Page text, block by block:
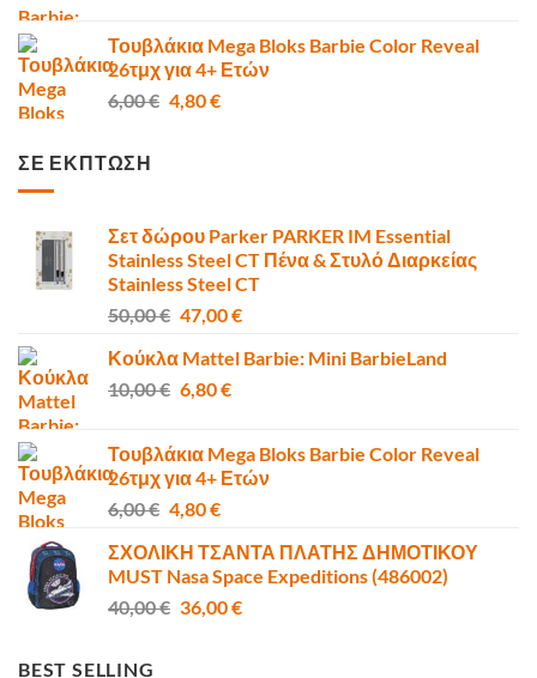
10,00 €.είναι:
6,80 €.
Τουβλάκια Mega Bloks Barbie Color Reveal
26τμχ για 4+ Ετών
6,00€ Original
4,80€Η
ΣΕ ΕΚΠΤΩΣΗ
Σετ δώρου Parker PARKER IM Essential
Stainless Steel CT Πένα & Στυλό Διαρκείας
Stainless Steel CT
50,00€ Original
was:
50,00 €.
47,00€Η
τιμή
Κούκλα Mattel Barbie: Mini BarbieLand
10,00€ Original
10,00 €.
6,80€Η
είναι:
6,80 €.
Τουβλάκια Mega Bloks Barbie Color Reveal
26τμχ για 4+ Ετών
6,00€ Original
was:
6,00 €.
4,80€Η
τιμή
είναι:
4,80 €.
ΣΧΟΛΙΚΗ ΤΣΑΝΤΑ ΠΛΑΤΗΣ ΔΗΜΟΤΙΚΟΥ
MUST Nasa Space Expeditions (486002)
40,00€ Original
36,00€Η
BEST SELLING